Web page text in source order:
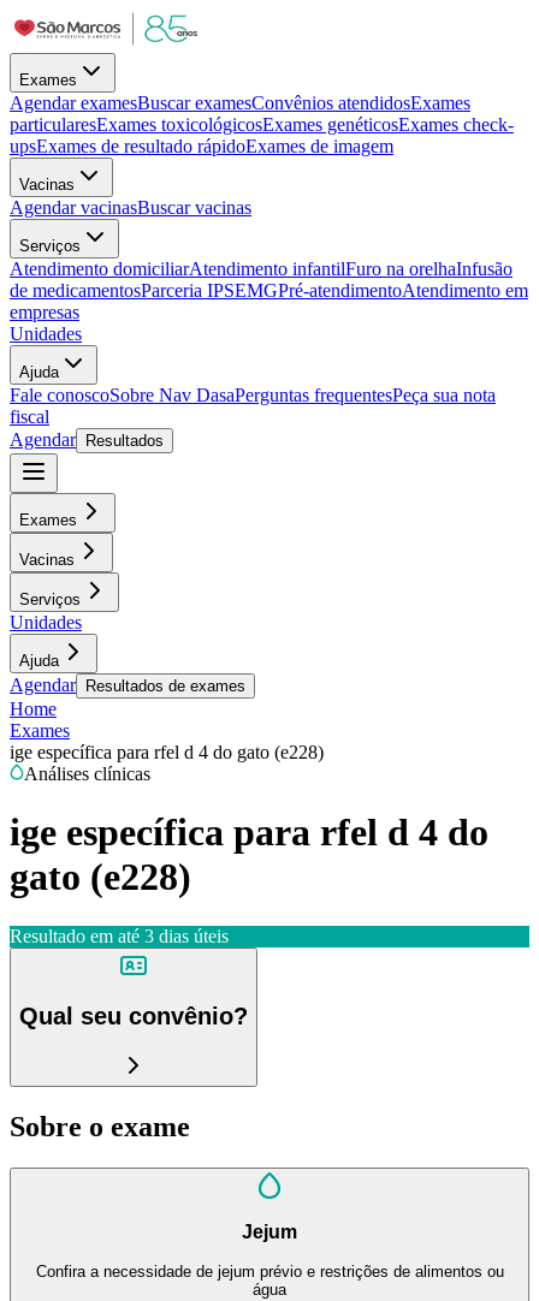
Exames
Agendar examesBuscar examesConvênios atendidosExames
particularesExames toxicológicosExames genéticosExames check-
upsExames de resultado rápidoExames de imagem
Vacinas
Agendar vacinasBuscar vacinas
Serviços
Atendimento domiciliarAtendimento infantilFuro na orelhaInfusão
de medicamentosParceria IPSEMGPré-atendimentoAtendimento em
empresas
Unidades
Ajuda
Fale conoscoSobre Nav DasaPerguntas frequentesPeça sua nota
fiscal
Agendar
Resultados
Exames
Vacinas
Serviços
Unidades
Ajuda
Agendar Resultados de exames
Home
Exames
ige específica para rfel d 4 do gato (e228)
Análises clínicas
ige específica para rfel d 4 do
gato (e228)
Resultado em até 3 dias úteis
Qual seu convênio?
Sobre o exame
Jejum
Confira a necessidade de jejum prévio e restrições de alimentos ou
água